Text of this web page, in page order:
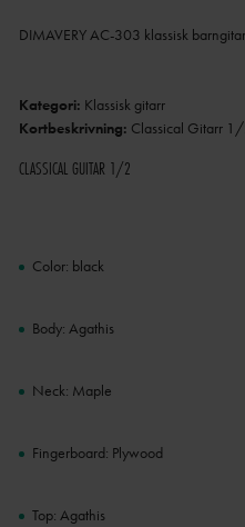
DIMAVERY AC-303 klassisk
Kategori: Klassisk gitarr
Kortbeskrivning: Classical Gitarr
CLASSICAL GUITAR 1/2
Color: black
Body: Agathis
Neck: Maple
Fingerboard: Plywood
Top: Agathis